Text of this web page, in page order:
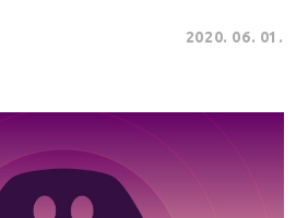
2020. 06. 01.